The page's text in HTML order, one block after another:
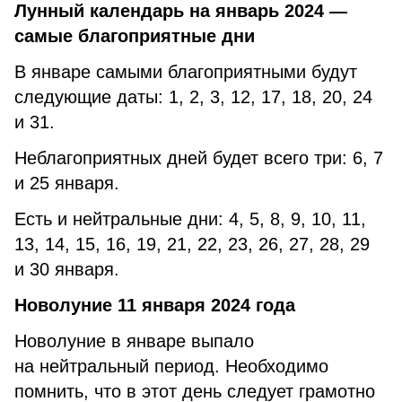
Лунный календарь на январь 2024 —
самые благоприятные дни
В январе самыми благоприятными будут
следующие даты: 1, 2, 3, 12, 17, 18, 20, 24
и 31.
Неблагоприятных дней будет всего три: 6, 7
и 25 января.
Есть и нейтральные дни: 4, 5, 8, 9, 10, 11,
13, 14, 15, 16, 19, 21, 22, 23, 26, 27, 28, 29
и 30 января.
Новолуние 11 января 2024 года
Новолуние в январе выпало
на нейтральный период. Необходимо
помнить, что в этот день следует грамотно